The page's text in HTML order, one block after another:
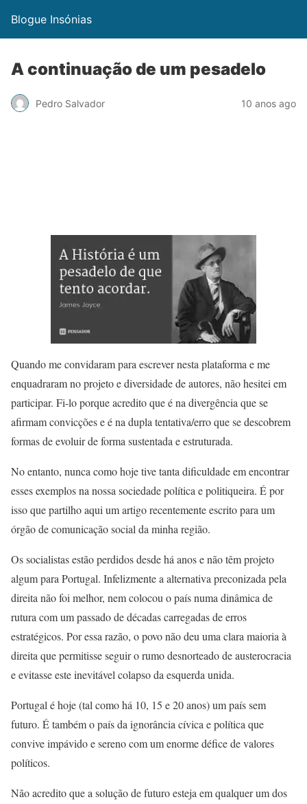
Blogue Insónias
A continuação de um pesadelo
Pedro Salvador 10 anos ago
Quando me convidaram para escrever nesta plataforma e me
enquadraram no projeto e diversidade de autores, não hesitei em
participar. Fi-lo porque acredito que é na divergência que se
afirmam convicções e é na dupla tentativa/erro que se descobrem
formas de evoluir de forma sustentada e estruturada.
No entanto, nunca como hoje tive tanta dificuldade em encontrar
esses exemplos na nossa sociedade política e politiqueira. É por
isso que partilho aqui um artigo recentemente escrito para um
órgão de comunicação social da minha região.
Os socialistas estão perdidos desde há anos e não têm projeto
algum para Portugal. Infelizmente a alternativa preconizada pela
direita não foi melhor, nem colocou o país numa dinâmica de
rutura com um passado de décadas carregadas de erros
estratégicos. Por essa razão, o povo não deu uma clara maioria à
direita que permitisse seguir o rumo desnorteado de austerocracia
e evitasse este inevitável colapso da esquerda unida.
Portugal é hoje (tal como há 10, 15 e 20 anos) um país sem
futuro. É também o país da ignorância cívica e política que
convive impávido e sereno com um enorme défice de valores
políticos.
Não acredito que a solução de futuro esteja em qualquer um dos